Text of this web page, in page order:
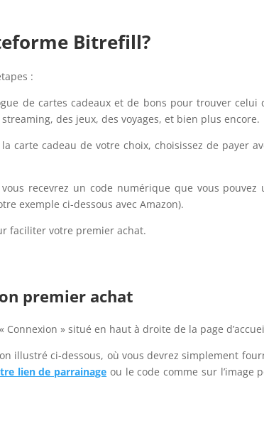
Bitrefill?
:
de cartes cadeaux et de bons pour trouver
des jeux, des voyages, et bien plus encore.
carte cadeau de votre choix, choisissez de payer
recevrez un code numérique que vous
exemple ci-dessous avec Amazon).
faciliter votre premier achat.
premier achat
» situé en haut à droite de la page
illustré ci-dessous, où vous devrez simplement
lien de parrainage ou le code comme sur l’image